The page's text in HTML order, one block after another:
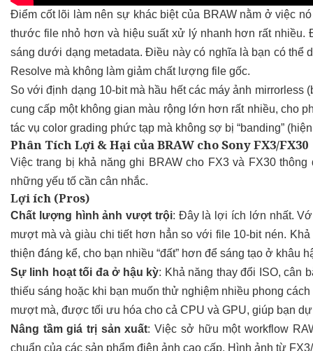
Điểm cốt lõi làm nên sự khác biệt của BRAW nằm ở việc
thước file nhỏ hơn và hiệu suất xử lý nhanh hơn rất nhiều.
sáng dưới dạng metadata. Điều này có nghĩa là bạn có thể
Resolve mà không làm giảm chất lượng file gốc.​
So với định dạng 10-bit mà hầu hết các máy ảnh
cung cấp một không gian màu rộng lớn hơn rất nhiều, cho
tác vụ color grading phức tạp mà không sợ bị “banding”
Phân Tích Lợi & Hại củaBRAW cho Sony FX3/FX30
Việc trang bị khả năng ghi BRAW cho FX3 và FX30
những yếu tố cần cân nhắc.
Lợi ích (Pros)
Chất lượng hình ảnh vượt trội: Đây là lợi ích lớn nhất.
mượt mà và giàu chi tiết hơn hẳn so với file 10-bit nén.
thiện đáng kể, cho bạn nhiều “đất” hơn để sáng tạo ở khâu
Sự linh hoạt tối đa ở hậu kỳ: Khả năng thay đổi ISO, cân
thiếu sáng hoặc khi bạn muốn thử nghiệm nhiều phong
mượt mà, được tối ưu hóa cho cả CPU và GPU, giúp bạn
Nâng tầm giá trị sản xuất: Việc sở hữu một workflow
chuẩn của các sản phẩm điện ảnh cao cấp. Hình ảnh từ